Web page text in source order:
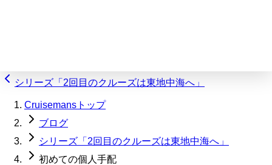
シリーズ「2回目のクルーズは東地中海へ」
Cruisemansトップ
ブログ
シリーズ「2回目のクルーズは東地中海へ」
初めての個人手配